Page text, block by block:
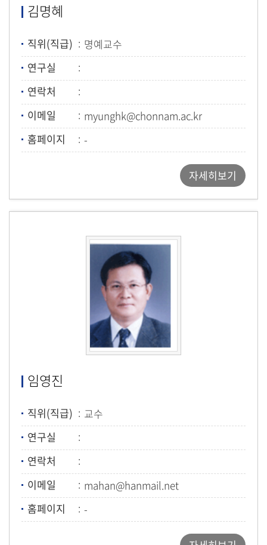
김명혜
직위(직급)
명예교수
연구실
연락처
이메일
myunghk@chonnam.ac.kr
홈페이지
-
자세히보기
임영진
직위(직급)
교수
연구실
연락처
이메일
mahan@hanmail.net
홈페이지
-